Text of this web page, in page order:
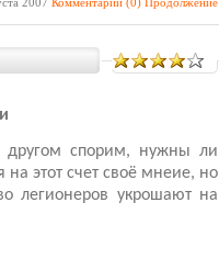
другом спорим, нужны ли
этот счет своё мнеие, но
легионеров укрошают на